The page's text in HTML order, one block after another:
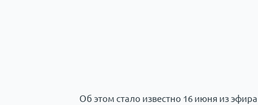
Об этом стало известно 16 июня из